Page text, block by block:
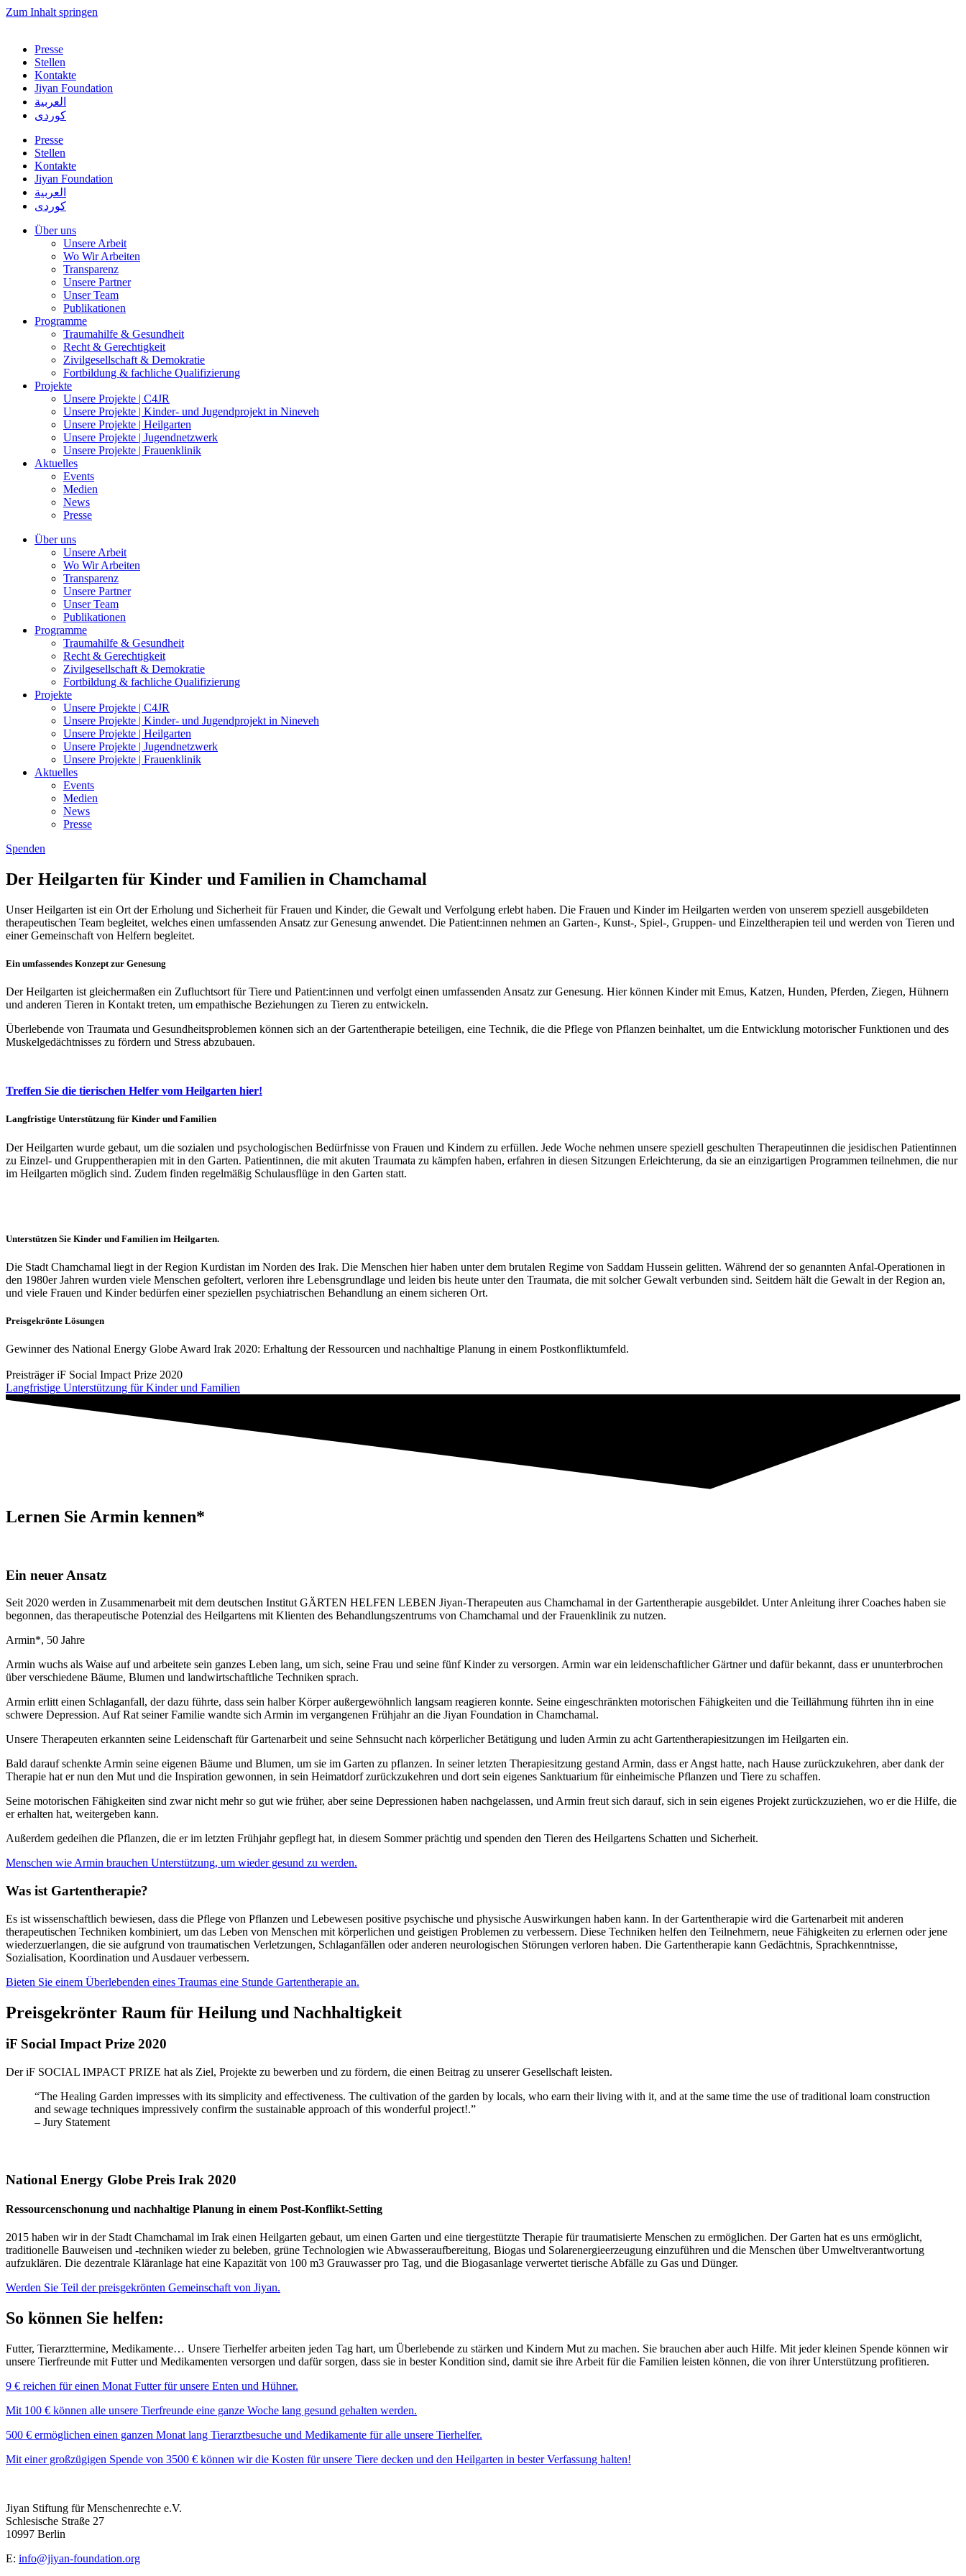
Zum Inhalt springen
Presse
Stellen
Kontakte
Jiyan Foundation
العربية
کوردی
Presse
Stellen
Kontakte
Jiyan Foundation
العربية
کوردی
Über uns
Unsere Arbeit
Wo Wir Arbeiten
Transparenz
Unsere Partner
Unser Team
Publikationen
Programme
Traumahilfe & Gesundheit
Recht & Gerechtigkeit
Zivilgesellschaft & Demokratie
Fortbildung & fachliche Qualifizierung
Projekte
Unsere Projekte | C4JR
Unsere Projekte | Kinder- und Jugendprojekt in Nineveh
Unsere Projekte | Heilgarten
Unsere Projekte | Jugendnetzwerk
Unsere Projekte | Frauenklinik
Aktuelles
Events
Medien
News
Presse
Über uns
Unsere Arbeit
Wo Wir Arbeiten
Transparenz
Unsere Partner
Unser Team
Publikationen
Programme
Traumahilfe & Gesundheit
Recht & Gerechtigkeit
Zivilgesellschaft & Demokratie
Fortbildung & fachliche Qualifizierung
Projekte
Unsere Projekte | C4JR
Unsere Projekte | Kinder- und Jugendprojekt in Nineveh
Unsere Projekte | Heilgarten
Unsere Projekte | Jugendnetzwerk
Unsere Projekte | Frauenklinik
Aktuelles
Events
Medien
News
Presse
Spenden
Der Heilgarten für Kinder und Familien in Chamchamal
Unser Heilgarten ist ein Ort der Erholung und Sicherheit für Frauen und Kinder, die Gewalt und Verfolgung erlebt haben. Die Frauen und Kinder im Heilgarten werden von unserem speziell ausgebildeten
therapeutischen Team begleitet, welches einen umfassenden Ansatz zur Genesung anwendet. Die Patient:innen nehmen an Garten-, Kunst-, Spiel-, Gruppen- und Einzeltherapien teil und werden von Tieren und
einer Gemeinschaft von Helfern begleitet.
Ein umfassendes Konzept zur Genesung
Der Heilgarten ist gleichermaßen ein Zufluchtsort für Tiere und Patient:innen und verfolgt einen umfassenden Ansatz zur Genesung. Hier können Kinder mit Emus, Katzen, Hunden, Pferden, Ziegen, Hühnern
und anderen Tieren in Kontakt treten, um empathische Beziehungen zu Tieren zu entwickeln.
Überlebende von Traumata und Gesundheitsproblemen können sich an der Gartentherapie beteiligen, eine Technik, die die Pflege von Pflanzen beinhaltet, um die Entwicklung motorischer Funktionen und des
Muskelgedächtnisses zu fördern und Stress abzubauen.
Treffen Sie die tierischen Helfer vom Heilgarten hier!
Langfristige Unterstützung für Kinder und Familien
Der Heilgarten wurde gebaut, um die sozialen und psychologischen Bedürfnisse von Frauen und Kindern zu erfüllen. Jede Woche nehmen unsere speziell geschulten Therapeutinnen die jesidischen Patientinnen
zu Einzel- und Gruppentherapien mit in den Garten. Patientinnen, die mit akuten Traumata zu kämpfen haben, erfahren in diesen Sitzungen Erleichterung, da sie an einzigartigen Programmen teilnehmen, die nur
im Heilgarten möglich sind. Zudem finden regelmäßig Schulausflüge in den Garten statt.
Unterstützen Sie Kinder und Familien im Heilgarten.
Die Stadt Chamchamal liegt in der Region Kurdistan im Norden des Irak. Die Menschen hier haben unter dem brutalen Regime von Saddam Hussein gelitten. Während der so genannten Anfal-Operationen in
den 1980er Jahren wurden viele Menschen gefoltert, verloren ihre Lebensgrundlage und leiden bis heute unter den Traumata, die mit solcher Gewalt verbunden sind. Seitdem hält die Gewalt in der Region an,
und viele Frauen und Kinder bedürfen einer speziellen psychiatrischen Behandlung an einem sicheren Ort.
Preisgekrönte Lösungen
Gewinner des National Energy Globe Award Irak 2020: Erhaltung der Ressourcen und nachhaltige Planung in einem Postkonfliktumfeld.
Preisträger iF Social Impact Prize 2020
Langfristige Unterstützung für Kinder und Familien
Lernen Sie Armin kennen*
Ein neuer Ansatz
Seit 2020 werden in Zusammenarbeit mit dem deutschen Institut GÄRTEN HELFEN LEBEN Jiyan-Therapeuten aus Chamchamal in der Gartentherapie ausgebildet. Unter Anleitung ihrer Coaches haben sie
begonnen, das therapeutische Potenzial des Heilgartens mit Klienten des Behandlungszentrums von Chamchamal und der Frauenklinik zu nutzen.
Armin*, 50 Jahre
Armin wuchs als Waise auf und arbeitete sein ganzes Leben lang, um sich, seine Frau und seine fünf Kinder zu versorgen. Armin war ein leidenschaftlicher Gärtner und dafür bekannt, dass er ununterbrochen
über verschiedene Bäume, Blumen und landwirtschaftliche Techniken sprach.
Armin erlitt einen Schlaganfall, der dazu führte, dass sein halber Körper außergewöhnlich langsam reagieren konnte. Seine eingeschränkten motorischen Fähigkeiten und die Teillähmung führten ihn in eine
schwere Depression. Auf Rat seiner Familie wandte sich Armin im vergangenen Frühjahr an die Jiyan Foundation in Chamchamal.
Unsere Therapeuten erkannten seine Leidenschaft für Gartenarbeit und seine Sehnsucht nach körperlicher Betätigung und luden Armin zu acht Gartentherapiesitzungen im Heilgarten ein.
Bald darauf schenkte Armin seine eigenen Bäume und Blumen, um sie im Garten zu pflanzen. In seiner letzten Therapiesitzung gestand Armin, dass er Angst hatte, nach Hause zurückzukehren, aber dank der
Therapie hat er nun den Mut und die Inspiration gewonnen, in sein Heimatdorf zurückzukehren und dort sein eigenes Sanktuarium für einheimische Pflanzen und Tiere zu schaffen.
Seine motorischen Fähigkeiten sind zwar nicht mehr so gut wie früher, aber seine Depressionen haben nachgelassen, und Armin freut sich darauf, sich in sein eigenes Projekt zurückzuziehen, wo er die Hilfe, die
er erhalten hat, weitergeben kann.
Außerdem gedeihen die Pflanzen, die er im letzten Frühjahr gepflegt hat, in diesem Sommer prächtig und spenden den Tieren des Heilgartens Schatten und Sicherheit.
Menschen wie Armin brauchen Unterstützung, um wieder gesund zu werden.
Was ist Gartentherapie?
Es ist wissenschaftlich bewiesen, dass die Pflege von Pflanzen und Lebewesen positive psychische und physische Auswirkungen haben kann. In der Gartentherapie wird die Gartenarbeit mit anderen
therapeutischen Techniken kombiniert, um das Leben von Menschen mit körperlichen und geistigen Problemen zu verbessern. Diese Techniken helfen den Teilnehmern, neue Fähigkeiten zu erlernen oder jene
wiederzuerlangen, die sie aufgrund von traumatischen Verletzungen, Schlaganfällen oder anderen neurologischen Störungen verloren haben. Die Gartentherapie kann Gedächtnis, Sprachkenntnisse,
Sozialisation, Koordination und Ausdauer verbessern.
Bieten Sie einem Überlebenden eines Traumas eine Stunde Gartentherapie an.
Preisgekrönter Raum für Heilung und Nachhaltigkeit
iF Social Impact Prize 2020
Der iF SOCIAL IMPACT PRIZE hat als Ziel, Projekte zu bewerben und zu fördern, die einen Beitrag zu unserer Gesellschaft leisten.
“The Healing Garden impresses with its simplicity and effectiveness. The cultivation of the garden by locals, who earn their living with it, and at the same time the use of traditional loam construction
and sewage techniques impressively confirm the sustainable approach of this wonderful project!.”
– Jury Statement
National Energy Globe Preis Irak 2020
Ressourcenschonung und nachhaltige Planung in einem Post-Konflikt-Setting
2015 haben wir in der Stadt Chamchamal im Irak einen Heilgarten gebaut, um einen Garten und eine tiergestützte Therapie für traumatisierte Menschen zu ermöglichen. Der Garten hat es uns ermöglicht,
traditionelle Bauweisen und -techniken wieder zu beleben, grüne Technologien wie Abwasseraufbereitung, Biogas und Solarenergieerzeugung einzuführen und die Menschen über Umweltverantwortung
aufzuklären. Die dezentrale Kläranlage hat eine Kapazität von 100 m3 Grauwasser pro Tag, und die Biogasanlage verwertet tierische Abfälle zu Gas und Dünger.
Werden Sie Teil der preisgekrönten Gemeinschaft von Jiyan.
So können Sie helfen:
Futter, Tierarzttermine, Medikamente… Unsere Tierhelfer arbeiten jeden Tag hart, um Überlebende zu stärken und Kindern Mut zu machen. Sie brauchen aber auch Hilfe. Mit jeder kleinen Spende können wir
unsere Tierfreunde mit Futter und Medikamenten versorgen und dafür sorgen, dass sie in bester Kondition sind, damit sie ihre Arbeit für die Familien leisten können, die von ihrer Unterstützung profitieren.
9 € reichen für einen Monat Futter für unsere Enten und Hühner.
Mit 100 € können alle unsere Tierfreunde eine ganze Woche lang gesund gehalten werden.
500 € ermöglichen einen ganzen Monat lang Tierarztbesuche und Medikamente für alle unsere Tierhelfer.
Mit einer großzügigen Spende von 3500 € können wir die Kosten für unsere Tiere decken und den Heilgarten in bester Verfassung halten!
Jiyan Stiftung für Menschenrechte e.V.
Schlesische Straße 27
10997 Berlin
E: info@jiyan-foundation.org